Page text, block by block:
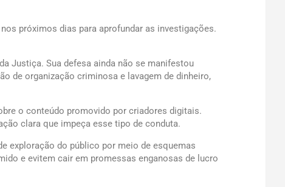
próximos dias para aprofundar as investigações.
Justiça. Sua defesa ainda não se manifestou
de organização criminosa e lavagem de dinheiro,
o conteúdo promovido por criadores digitais.
clara que impeça esse tipo de conduta.
exploração do público por meio de esquemas
e evitem cair em promessas enganosas de lucro